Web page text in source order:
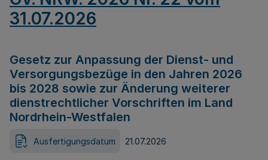
31.07.2026
Gesetz zur Anpassung der Dienst- und
Versorgungsbezüge in den Jahren 2026
bis 2028 sowie zur Änderung weiterer
dienstrechtlicher Vorschriften im Land
Nordrhein-Westfalen
Ausfertigungsdatum 21.07.2026